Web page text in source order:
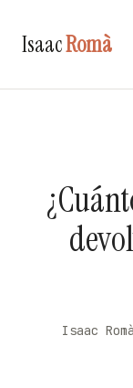
IsaacRomà
Isaac Romà